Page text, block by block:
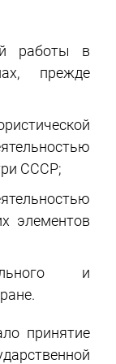
работы в
прежде
СССР;
элементов
и
принятие